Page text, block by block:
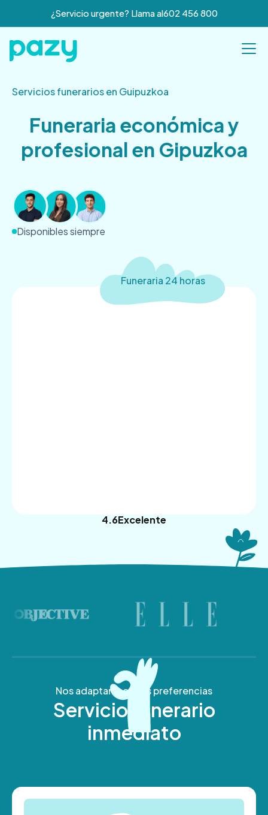
¿Servicio urgente? Llama al602 456 800
Servicios funerarios en Guipuzkoa
Funeraria económica y
profesional en Gipuzkoa
Disponibles siempre
Funeraria 24 horas
4.6Excelente
Nos adaptamos a tus preferencias
Servicio funerario
inmediato